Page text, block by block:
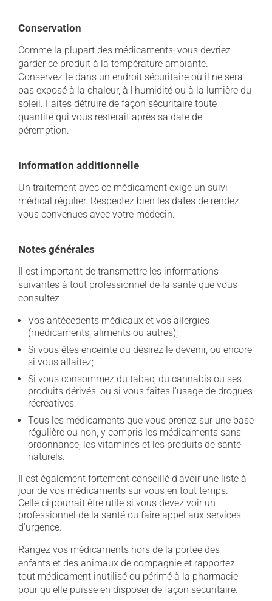
Conservation
Comme la plupart des médicaments, vous devriez
garder ce produit à la température ambiante.
Conservez-le dans un endroit sécuritaire où il ne sera
pas exposé à la chaleur, à l'humidité ou à la lumière du
soleil. Faites détruire de façon sécuritaire toute
quantité qui vous resterait après sa date de
péremption.
Information additionnelle
Un traitement avec ce médicament exige un suivi
médical régulier. Respectez bien les dates de rendez-
vous convenues avec votre médecin.
Notes générales
Il est important de transmettre les informations
suivantes à tout professionnel de la santé que vous
consultez :
Vos antécédents médicaux et vos allergies
(médicaments, aliments ou autres);
Si vous êtes enceinte ou désirez le devenir, ou encore
si vous allaitez;
Si vous consommez du tabac, du cannabis ou ses
produits dérivés, ou si vous faites l'usage de drogues
récréatives;
Tous les médicaments que vous prenez sur une base
régulière ou non, y compris les médicaments sans
ordonnance, les vitamines et les produits de santé
naturels.
Il est également fortement conseillé d'avoir une liste à
jour de vos médicaments sur vous en tout temps.
Celle-ci pourrait être utile si vous devez voir un
professionnel de la santé ou faire appel aux services
d'urgence.
Rangez vos médicaments hors de la portée des
enfants et des animaux de compagnie et rapportez
tout médicament inutilisé ou périmé à la pharmacie
pour qu'elle puisse en disposer de façon sécuritaire.